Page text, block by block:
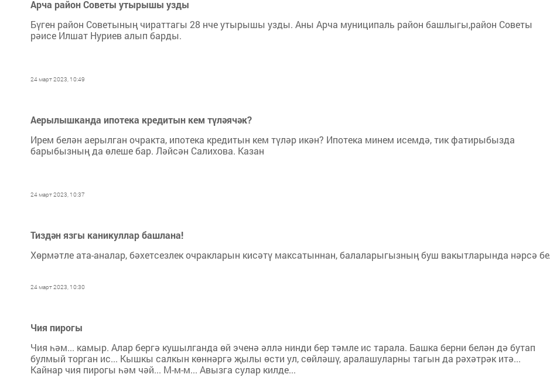
Арча район Советы утырышы узды
Бүген район Советының чираттагы 28 нче утырышы узды. Аны Арча муниципаль район башлыгы,район Советы
рәисе Илшат Нуриев алып барды.
24 март 2023, 10:49
Аерылышканда ипотека кредитын кем түләячәк?
Ирем белән аерылган очракта, ипотека кредитын кем түләр икән? Ипотека минем исемдә, тик фатирыбызда
барыбызның да өлеше бар. Ләйсән Салихова. Казан
24 март 2023, 10:37
Тиздән язгы каникуллар башлана!
Хөрмәтле ата-аналар, бәхетсезлек очракларын кисәтү максатыннан, балаларыгызның буш вакытларында нәрсә
24 март 2023, 10:30
Чия пирогы
Чия һәм... камыр. Алар бергә кушылганда өй эченә әллә нинди бер тәмле ис тарала. Башка берни белән дә бутап
булмый торган ис... Кышкы салкын көннәргә җылы өсти ул, сөйләшү, аралашуларны тагын да рәхәтрәк итә...
Кайнар чия пирогы һәм чәй... М-м-м... Авызга сулар килде...